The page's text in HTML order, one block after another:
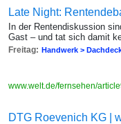
Late Night:
In der Rentendiskussion
Gast – und tat sich damit
Freitag: Handwerk >
www.welt.de/fernsehen/
DTG Roevenich KG |